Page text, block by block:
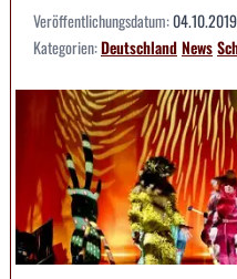
Veröffentlichungsdatum:04.10.2019
Kategorien:DeutschlandNews